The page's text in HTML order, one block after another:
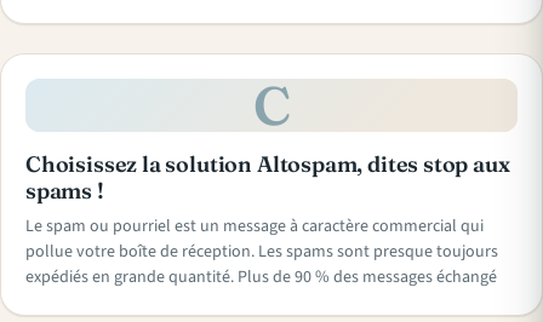
C
Choisissez la solution Altospam, dites stop aux
spams !
Le spam ou pourriel est un message à caractère commercial qui
pollue votre boîte de réception. Les spams sont presque toujours
expédiés en grande quantité. Plus de 90 % des messages échangé